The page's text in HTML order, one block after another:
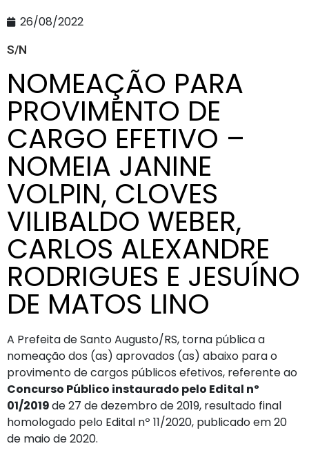
26/08/2022
S/N
NOMEAÇÃO PARA
PROVIMENTO DE
CARGO EFETIVO –
NOMEIA JANINE
VOLPIN, CLOVES
VILIBALDO WEBER,
CARLOS ALEXANDRE
RODRIGUES E JESUÍNO
DE MATOS LINO
A Prefeita de Santo Augusto/RS, torna pública a
nomeação dos (as) aprovados (as) abaixo para o
provimento de cargos públicos efetivos, referente ao
Concurso Público instaurado pelo Edital nº
01/2019de 27 de dezembro de 2019, resultado final
homologado pelo Edital nº 11/2020, publicado em 20
de maio de 2020.